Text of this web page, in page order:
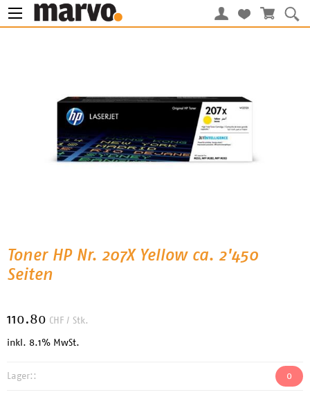
Toner HP Nr. 207X Yellow ca. 2'450
Seiten
110.80 CHF / Stk.
inkl. 8.1% MwSt.
Lager:: 0